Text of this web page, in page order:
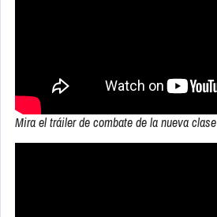
Mira el tráiler de combate de la nueva clase